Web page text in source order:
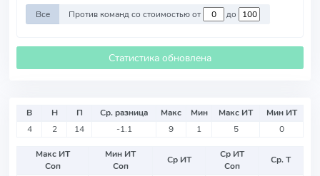
Все Против команд со стоимостью от до
Статистика обновлена
В Н П Ср. разница Макс Мин Макс ИТ
Мин ИТ
4
2 14 -1.1 9 1 5 0
Макс ИТ
Соп
Мин ИТ
Соп
Ср ИТ
Ср ИТ
Соп
Ср. Т